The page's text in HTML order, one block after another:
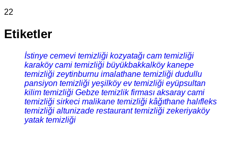
22
Etiketler
İstinye cemevi temizliği kozyatağı cam temizliği
karaköy cami temizliği büyükbakkalköy kanepe
temizliği zeytinburnu imalathane temizliği dudullu
pansiyon temizliği yeşilköy ev temizliği eyüpsultan
kilim temizliği Gebze temizlik firması aksaray cami
temizliği sirkeci malikane temizliği kâğıthane halıfleks
temizliği altunizade restaurant temizliği zekeriyaköy
yatak temizliği